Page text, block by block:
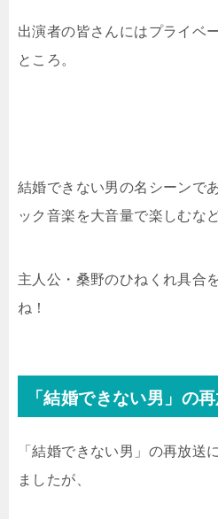
出演者の皆さんにはプライベ
ところ。
結婚できない男の名シーンで
ック音楽を大音量で楽しむなど
主人公・桑野のひねくれ具合
ね！
「結婚できない男」の
「結婚できない男」の再放送
ましたが、